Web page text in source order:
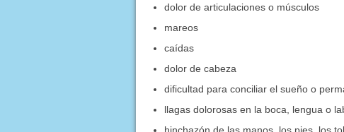
dolor de articulaciones o músculos
mareos
caídas
dolor de cabeza
dificultad para conciliar el sueño o
llagas dolorosas en la boca, lengua o